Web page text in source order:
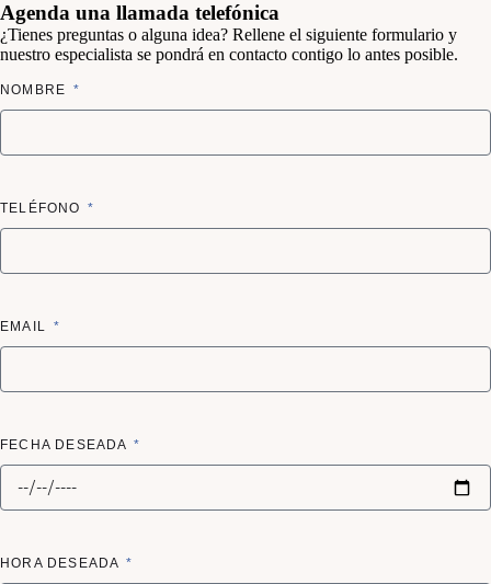
Agenda una llamada telefónica
¿Tienes preguntas o alguna idea? Rellene el siguiente formulario y
nuestro especialista se pondrá en contacto contigo lo antes posible.
NOMBRE
TELÉFONO
EMAIL
FECHA DESEADA
HORA DESEADA